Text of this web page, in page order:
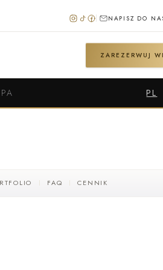
NAPISZ DO
ZAREZERWUJ
PL
FAQ CENNIK